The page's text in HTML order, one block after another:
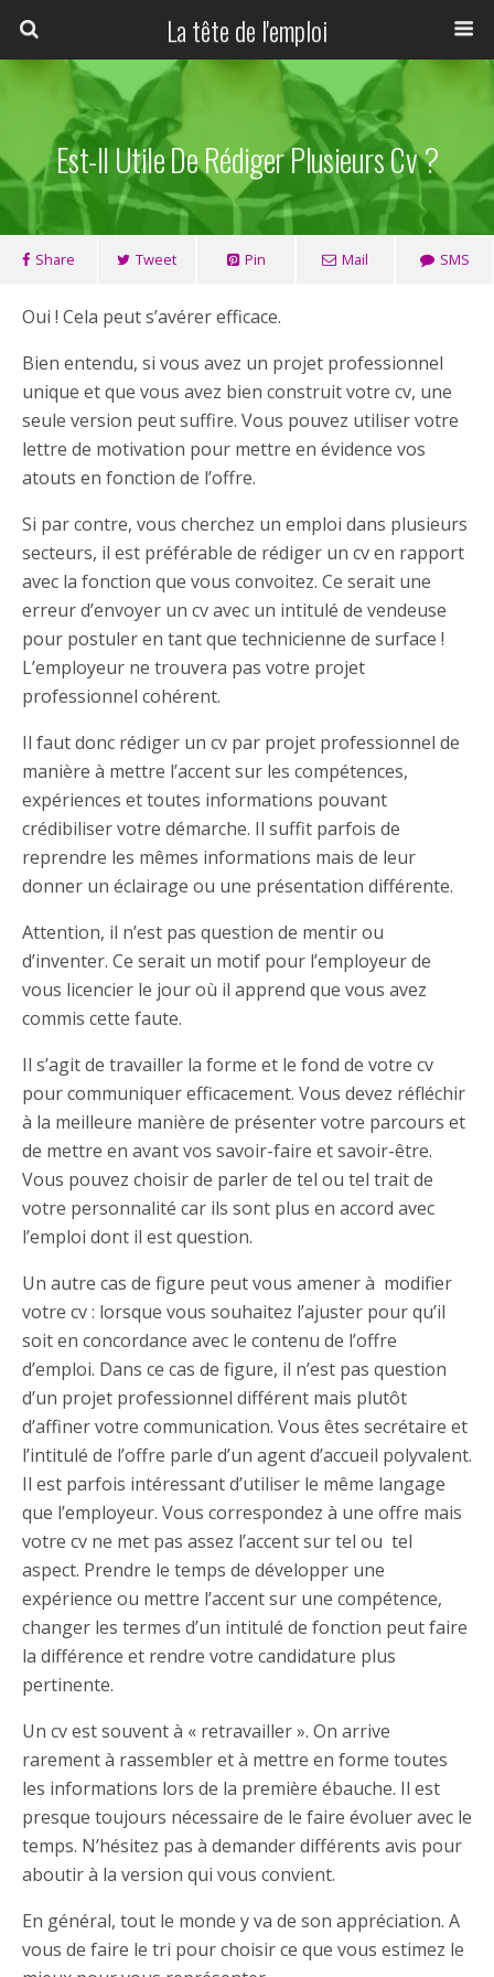
La tête de l'emploi
Est-Il Utile De Rédiger Plusieurs Cv ?
Share Tweet Pin Mail SMS
Oui ! Cela peut s’avérer efficace.
Bien entendu, si vous avez un projet professionnel
unique et que vous avez bien construit votre cv, une
seule version peut suffire. Vous pouvez utiliser votre
lettre de motivation pour mettre en évidence vos
atouts en fonction de l’offre.
Si par contre, vous cherchez un emploi dans plusieurs
secteurs, il est préférable de rédiger un cv en rapport
avec la fonction que vous convoitez. Ce serait une
erreur d’envoyer un cv avec un intitulé de vendeuse
pour postuler en tant que technicienne de surface !
L’employeur ne trouvera pas votre projet
professionnel cohérent.
Il faut donc rédiger un cv par projet professionnel de
manière à mettre l’accent sur les compétences,
expériences et toutes informations pouvant
crédibiliser votre démarche. Il suffit parfois de
reprendre les mêmes informations mais de leur
donner un éclairage ou une présentation différente.
Attention, il n’est pas question de mentir ou
d’inventer. Ce serait un motif pour l’employeur de
vous licencier le jour où il apprend que vous avez
commis cette faute.
Il s’agit de travailler la forme et le fond de votre cv
pour communiquer efficacement. Vous devez réfléchir
à la meilleure manière de présenter votre parcours et
de mettre en avant vos savoir-faire et savoir-être.
Vous pouvez choisir de parler de tel ou tel trait de
votre personnalité car ils sont plus en accord avec
l’emploi dont il est question.
Un autre cas de figure peut vous amener à modifier
votre cv : lorsque vous souhaitez l’ajuster pour qu’il
soit en concordance avec le contenu de l’offre
d’emploi. Dans ce cas de figure, il n’est pas question
d’un projet professionnel différent mais plutôt
d’affiner votre communication. Vous êtes secrétaire et
l’intitulé de l’offre parle d’un agent d’accueil polyvalent.
Il est parfois intéressant d’utiliser le même langage
que l’employeur. Vous correspondez à une offre mais
votre cv ne met pas assez l’accent sur tel ou tel
aspect. Prendre le temps de développer une
expérience ou mettre l’accent sur une compétence,
changer les termes d’un intitulé de fonction peut faire
la différence et rendre votre candidature plus
pertinente.
Un cv est souvent à « retravailler ». On arrive
rarement à rassembler et à mettre en forme toutes
les informations lors de la première ébauche. Il est
presque toujours nécessaire de le faire évoluer avec le
temps. N’hésitez pas à demander différents avis pour
aboutir à la version qui vous convient.
En général, tout le monde y va de son appréciation. A
vous de faire le tri pour choisir ce que vous estimez le